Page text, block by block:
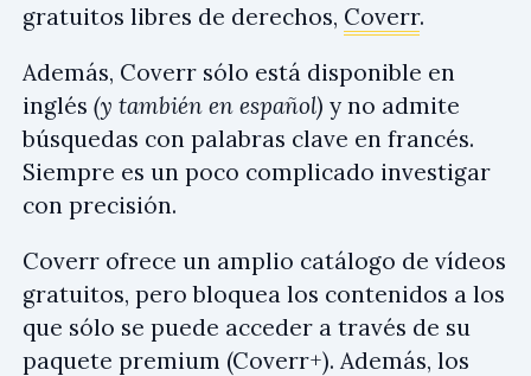
gratuitos libres de derechos, Coverr.
Además, Coverr sólo está disponible en
inglés (y también en español) y no admite
búsquedas con palabras clave en francés.
Siempre es un poco complicado investigar
con precisión.
Coverr ofrece un amplio catálogo de vídeos
gratuitos, pero bloquea los contenidos a los
que sólo se puede acceder a través de su
paquete premium (Coverr+). Además, los